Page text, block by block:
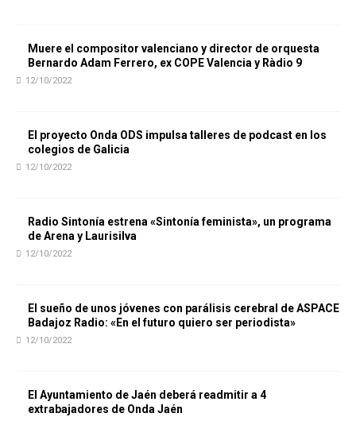
Muere el compositor valenciano y director de orquesta
Bernardo Adam Ferrero, ex COPE Valencia y Ràdio 9
12/10/2022
El proyecto Onda ODS impulsa talleres de podcast en los
colegios de Galicia
12/10/2022
Radio Sintonía estrena «Sintonía feminista», un programa
de Arena y Laurisilva
12/10/2022
El sueño de unos jóvenes con parálisis cerebral de ASPACE
Badajoz Radio: «En el futuro quiero ser periodista»
12/10/2022
El Ayuntamiento de Jaén deberá readmitir a 4
extrabajadores de Onda Jaén